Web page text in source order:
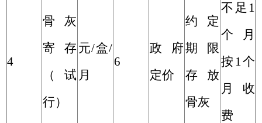
4
骨灰
寄存
（试
行）
元/盒/
月
6
政府
定价
约定
期限
存放
骨灰
不足 1
个
月
按 1个
月收
费